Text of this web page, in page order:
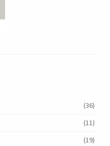
(36)
(11)
(19)